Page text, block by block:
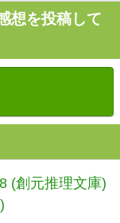
想を投稿して
(創元推理文庫)